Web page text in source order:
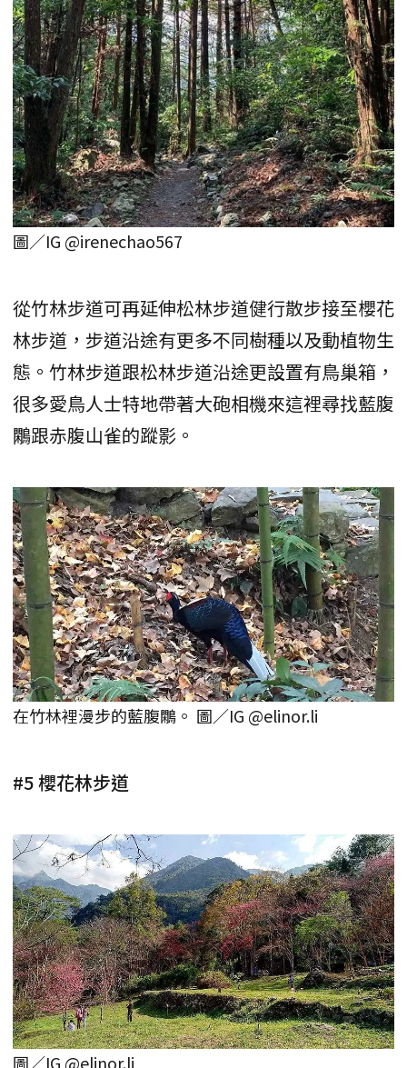
圖／IG @irenechao567
從竹林步道可再延伸松林步道健行散步接至櫻花
林步道，步道沿途有更多不同樹種以及動植物生
態。竹林步道跟松林步道沿途更設置有鳥巢箱，
很多愛鳥人士特地帶著大砲相機來這裡尋找藍腹
鷴跟赤腹山雀的蹤影。
在竹林裡漫步的藍腹鷴。 圖／IG @elinor.li
#5 櫻花林步道
圖／IG @elinor.li